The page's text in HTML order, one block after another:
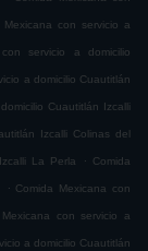
Mexicana con servicio a
servicio a domicilio
a domicilio Cuautitlán
Cuautitlán Izcalli
Izcalli Colinas del
La Perla . Comida
. Comida Mexicana con
Mexicana con servicio a
a domicilio Cuautitlán